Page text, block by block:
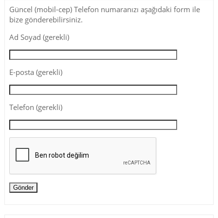
Güncel (mobil-cep) Telefon numaranızı aşağıdaki form ile
bize gönderebilirsiniz.
Ad Soyad (gerekli)
E-posta (gerekli)
Telefon (gerekli)